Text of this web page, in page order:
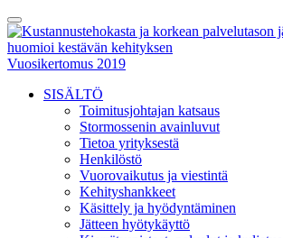
Skip
to
content
Toggle
Menu
Vuosikertomus 2019
SISÄLTÖ
Toimitusjohtajan katsaus
Stormossenin avainluvut
Tietoa yrityksestä
Henkilöstö
Vuorovaikutus ja viestintä
Kehityshankkeet
Käsittely ja hyödyntäminen
Jätteen hyötykäyttö